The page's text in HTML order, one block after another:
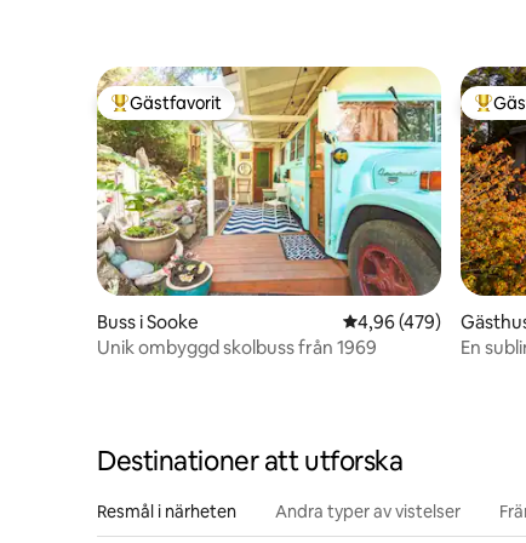
Populär gästfavorit
Gästfavorit
Buss i Sooke 4,96 av 5 i
4,96 (479)
Unik ombyggd skolbuss från 1969
En
Destinationer att utforska
Resmål i närheten Andra typer av vistelser